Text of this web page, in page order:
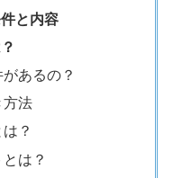
と内容
あるの？
方法
？
は？